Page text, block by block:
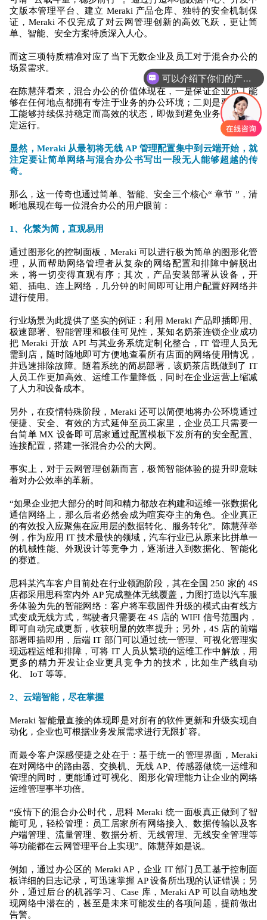
文版本管理平台、建立 Meraki 产品仓库、独特的安全机制保
证，Meraki 不仅完成了对云网管理创新的高效飞跃，更让简
单、智能、安全方案特质深入人心。
而这三项特质精准对应了当下无数企业及员工对于混合办公的
场景需求。
在陈慧萍看来，混合办公的价值体现在，一是保证企业员工能
够在任何地点都拥有专注于业务的办公环境；二则是要确保员
工能够持续保持稳定而高效的状态，即做到避免业务中断，稳
定运行。
显然，Meraki 从最初将无线 AP 管理配置集中到云端开始，就
注定要让简单网络与混合办公书写出一段无人能够超越的传
奇。
那么，这一传奇也通过简单、智能、安全三个核心“ 章节 ”，清
晰地展现在每一位混合办公的用户眼前：
1、化繁为简，直观易用
通过图形化的控制面板，Meraki 可以进行极为简单的图形化管
理，从而帮助网络管理者从复杂的网络配置和排障中解脱出
来，将一切变得直观有序；其次，产品安装部署从设备，开
箱、插电、连上网络，几分钟的时间即可让用户配置好网络并
进行使用。
行业场景为此提供了坚实的例证：利用 Meraki 产品即插即用、
极速部署、智能管理和极佳可见性，某知名奶茶连锁企业成功
把 Meraki 开放 API 与其业务系统定制化整合，IT 管理人员无
需到店，随时随地即可方便地查看所有店面的网络使用情况，
并迅速排除故障。随着系统的简易部署，该奶茶店既做到了 IT
人员工作更加高效、运维工作量降低，同时在企业运营上缩减
了人力和设备成本。
另外，在疫情特殊阶段，Meraki 还可以简便地将办公环境通过
便捷、安全、有效的方式延伸至员工家里，企业员工只需要一
台简单 MX 设备即可居家通过配置模板下发所有的安全配置、
连接配置，搭建一张混合办公的大网。
事实上，对于云网管理创新而言，极简智能体验的提升即意味
着对办公效率的革新。
“如果企业把大部分的时间和精力都放在构建和运维一张数据化
通信网络上，那么后者必然会成为喧宾夺主的角色。企业真正
的有效投入应聚焦在应用层的数据转化、服务转化”。陈慧萍举
例，作为应用 IT 技术最快的领域，汽车行业已从原来比拼单一
的机械性能、外观设计等竞争力，逐渐进入到数据化、智能化
的赛道。
思科某汽车客户目前处在行业领跑阶段，其在全国 250 家的 4S
店都采用思科室内外 AP 完成整体无线覆盖，力图打造以汽车服
务体验为先的智能网络：客户将车载固件升级的模式由有线方
式变成无线方式，驾驶者只需要在 4S 店的 WIFI 信号范围内，
即可自动完成更新，收获明显的效率提升；另外，4S 店的前端
部署即插即用，后端 IT 部门可以通过统一管理、可视化管理实
现远程运维和排障，可将 IT 人员从繁琐的运维工作中解放，用
更多的精力开发让企业更具竞争力的技术，比如生产线自动
化、 IoT 等等。
2、云端智能，尽在掌握
Meraki 智能最直接的体现即是对所有的软件更新和升级实现自
动化，企业也可根据业务发展需求进行无限扩容。
而最令客户深感便捷之处在于：基于统一的管理界面，Meraki
在对网络中的路由器、交换机、无线 AP、传感器做统一运维和
管理的同时，更能通过可视化、图形化管理能力让企业的网络
运维管理事半功倍。
“疫情下的混合办公时代，思科 Meraki 统一面板真正做到了智
能可见，轻松管理：员工居家所有网络接入、数据传输以及客
户端管理、流量管理、数据分析、无线管理、无线安全管理等
等功能都在云网管理平台上实现”。陈慧萍如是说。
例如，通过办公区的 Meraki AP，企业 IT 部门员工基于控制面
板详细的日志记录，可迅速掌握 AP 设备所出现的认证错误；另
外，通过后台的机器学习、Case 库，Meraki AP 可以自动地发
现网络中潜在的，甚至是未来可能发生的各项问题，提前做出
告警。
可以介绍下你们的产品么